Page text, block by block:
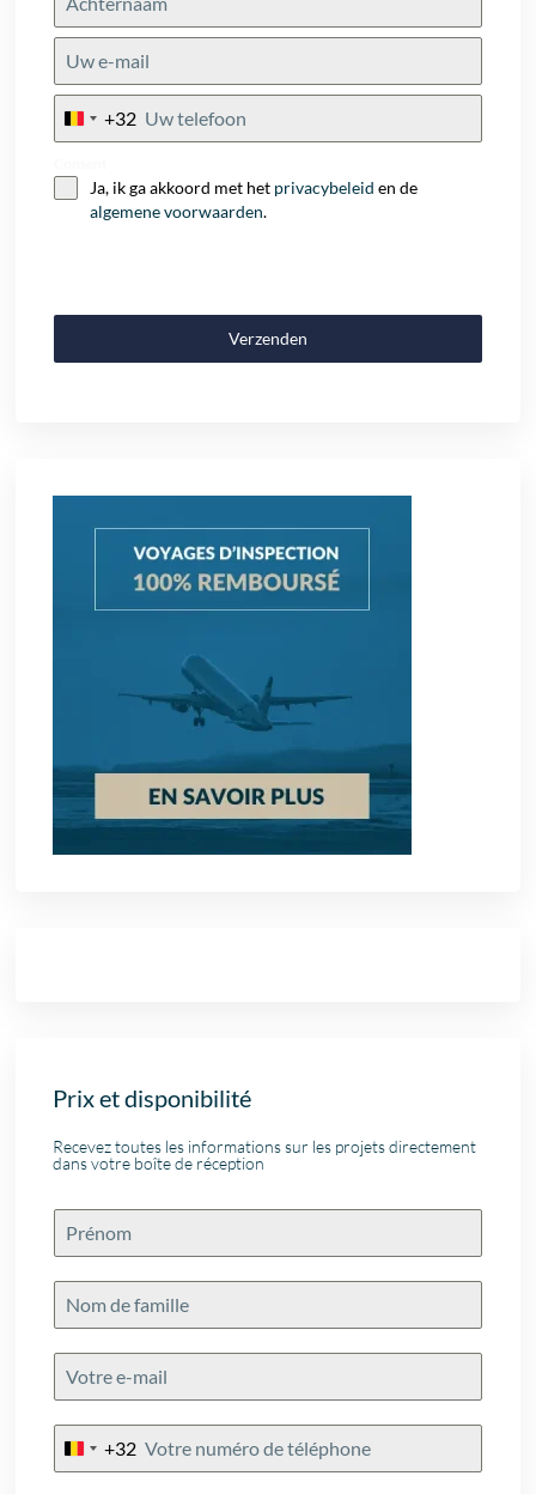
Belgium
+32
Ja, ik ga akkoord met het privacybeleid en de
algemene voorwaarden.
Verzenden
Prix et disponibilité
Recevez toutes les informations sur les projets directement
dans votre boîte de réception
Belgium
+32